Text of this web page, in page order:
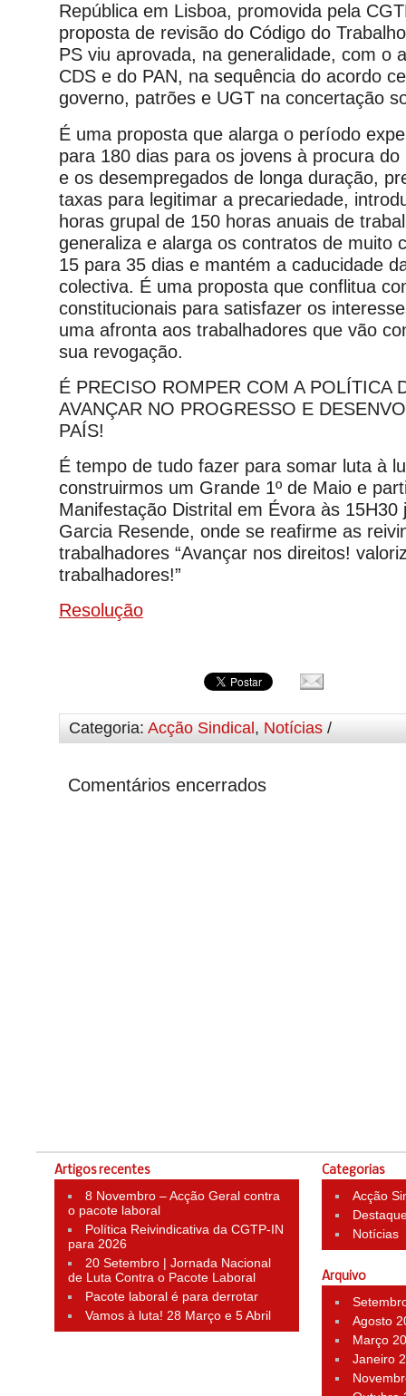
República em Lisboa, promovida pela
proposta de revisão do Código do
PS viu aprovada, na generalidade, com o
CDS e do PAN, na sequência do acordo
governo, patrões e UGT na concertação
É uma proposta que alarga o período
para 180 dias para os jovens à procura
e os desempregados de longa duração,
taxas para legitimar a precariedade,
horas grupal de 150 horas anuais de
generaliza e alarga os contratos de muito
15 para 35 dias e mantém a caducidade
colectiva. É uma proposta que conflitua
constitucionais para satisfazer os
uma afronta aos trabalhadores que vão
sua revogação.
É PRECISO ROMPER COM A POLÍTICA
AVANÇAR NO PROGRESSO E
PAÍS!
É tempo de tudo fazer para somar luta à
construirmos um Grande 1º de Maio e
Manifestação Distrital em Évora às 15H30
Garcia Resende, onde se reafirme as
trabalhadores “Avançar nos direitos!
trabalhadores!”
Resolução
Categoria: Acção Sindical , Notícias /
Comentários encerrados
Artigos recentes
8 Novembro – Acção Geral contra
o pacote laboral
Política Reivindicativa da CGTP-IN
para 2026
20 Setembro | Jornada Nacional
de Luta Contra o Pacote Laboral
Pacote laboral é para derrotar
Vamos à luta! 28 Março e 5 Abril
Categorias
Acção
Notícias
Arquivo
Agosto
Março
Janeiro